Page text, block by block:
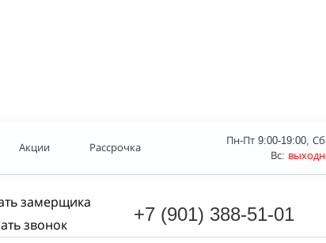
Акции Рассрочка
Пн-Пт 9:00-19:00,
Вс:
замерщика
звонок
+7 (901) 388-51-01